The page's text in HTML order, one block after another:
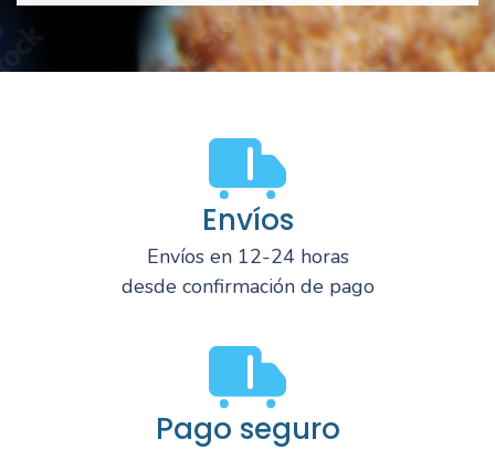
Envíos
Envíos en 12-24 horas
desde confirmación de pago
Pago seguro